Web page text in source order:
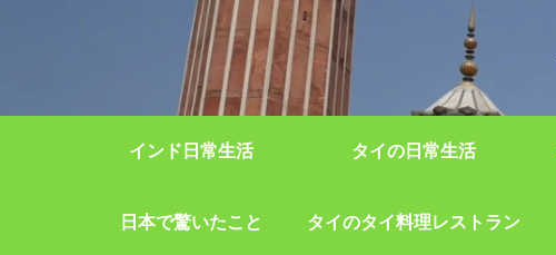
インド日常生活 タイの日常生活
日本で驚いたこと タイのタイ料理レストラン